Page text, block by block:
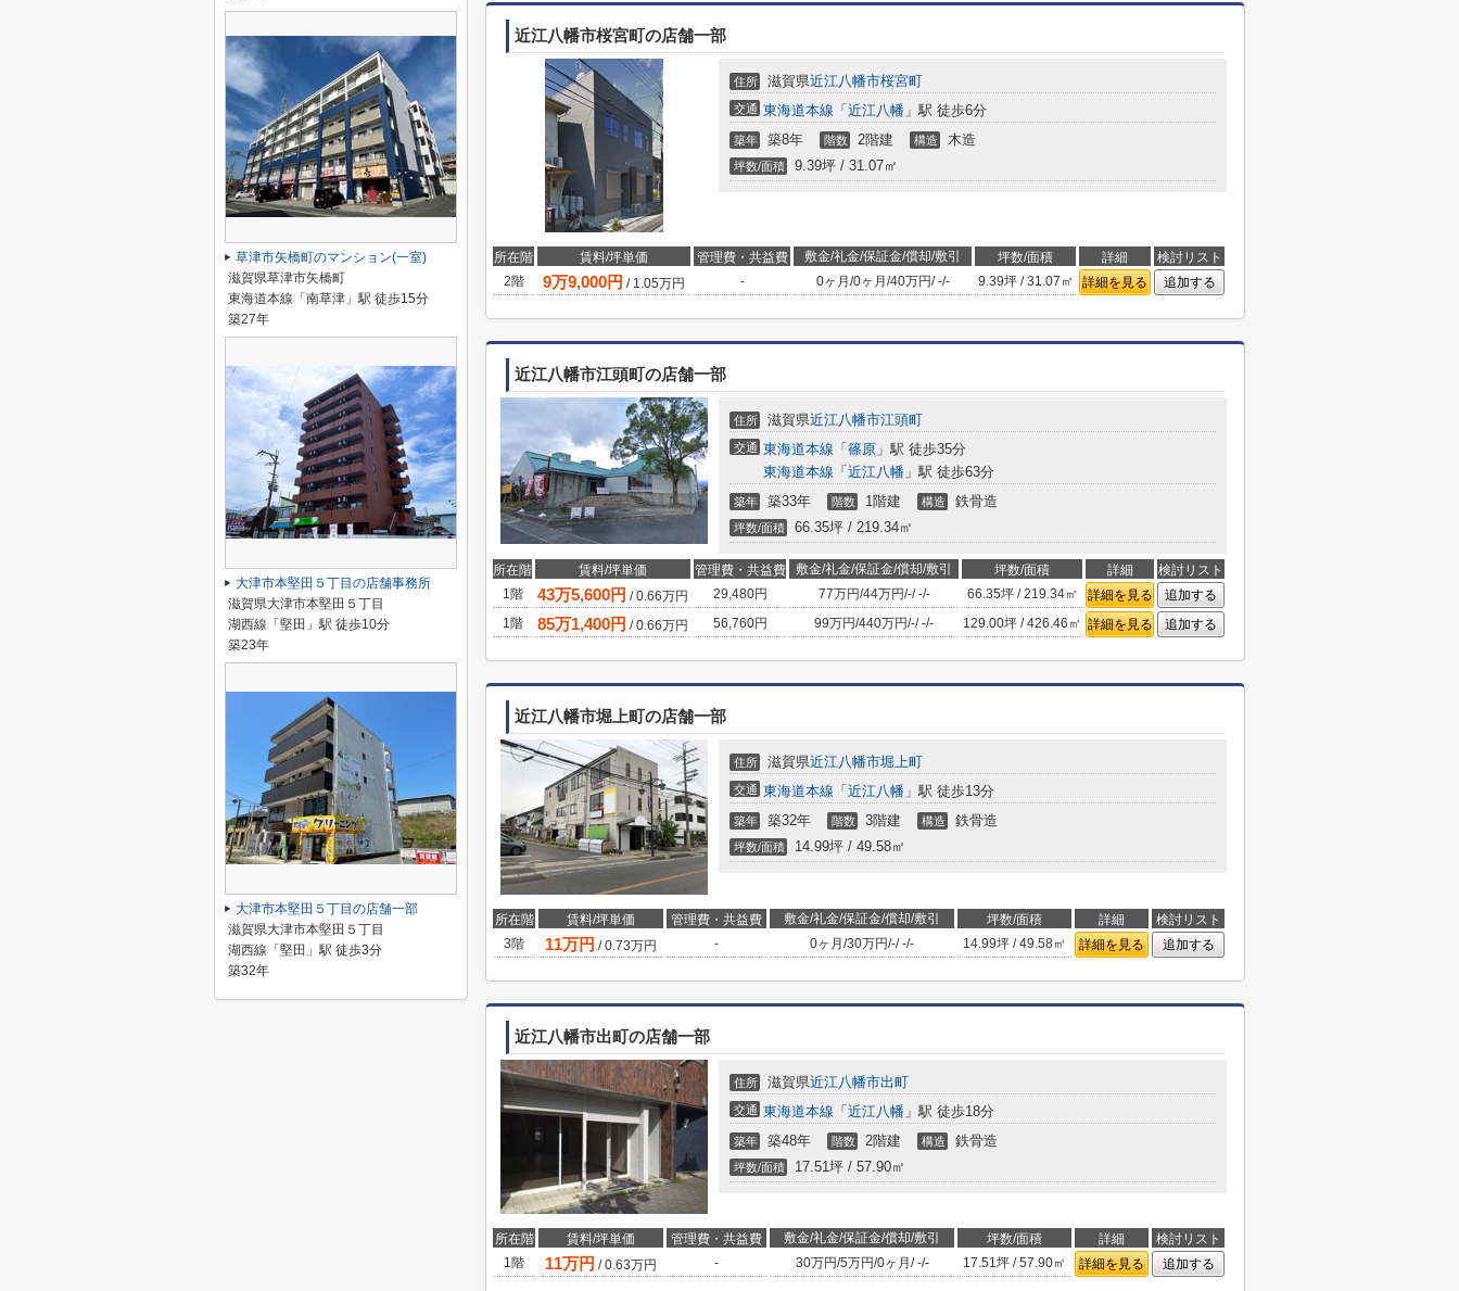
近江八幡市桜宮町の店舗一部
住所 滋賀県近江八幡市桜宮町
交通 東海道本線 「 近江八幡 」駅 徒歩6分
築年 築8年 階数 2階建 構造 木造
坪数/面積 9.39坪 / 31.07㎡
所在階 賃料/坪単価 管理費・共益費 敷金/礼金/保証金/償却/敷引 坪数/面積 詳細
検討リスト
2階
9万9,000円 / 1.05万円 - 0ヶ月 /0ヶ月 /40万円/-/- 9.39坪 / 31.07㎡ 詳細を見る 追加する
近江八幡市江頭町の店舗一部
住所 滋賀県近江八幡市江頭町
交通 東海道本線 「 篠原 」駅 徒歩35分
東海道本線 「 近江八幡 」駅 徒歩63分
築年 築33年 階数 1階建 構造 鉄骨造
坪数/面積 66.35坪 / 219.34㎡
所在階 賃料/坪単価 管理費・共益費 敷金/礼金/保証金/償却/敷引 坪数/面積 詳細
検討リスト
1階
43万5,600円 /0.66万円 29,480円 77万円/44万円/-/-/- 66.35坪 / 219.34㎡ 詳細を見る
追加する
1階
85万1,400円 /0.66万円 56,760円 99万円/440万円/-/-/- 129.00坪 / 426.46㎡ 詳細を見る 追加する
近江八幡市堀上町の店舗一部
住所 滋賀県近江八幡市堀上町
交通 東海道本線 「 近江八幡 」駅 徒歩13分
築年 築32年 階数 3階建 構造 鉄骨造
坪数/面積 14.99坪 / 49.58㎡
所在階 賃料/坪単価 管理費・共益費 敷金/礼金/保証金/償却/敷引 坪数/面積 詳細
検討リスト
3階
11万円 /0.73万円 - 0ヶ月 /30万円/-/-/- 14.99坪 / 49.58㎡ 詳細を見る 追加する
近江八幡市出町の店舗一部
住所 滋賀県近江八幡市出町
交通 東海道本線 「 近江八幡 」駅 徒歩18分
築年 築48年 階数 2階建 構造 鉄骨造
坪数/面積 17.51坪 / 57.90㎡
所在階 賃料/坪単価 管理費・共益費 敷金/礼金/保証金/償却/敷引 坪数/面積 詳細
検討リスト
1階
11万円 /0.63万円 - 30万円/5万円/0ヶ月 /-/- 17.51坪 / 57.90㎡ 詳細を見る 追加する
草津市矢橋町のマンション(一室)
滋賀県草津市矢橋町
東海道本線「南草津」駅 徒歩15分
築27年
大津市本堅田５丁目の店舗事務所
滋賀県大津市本堅田５丁目
湖西線「堅田」駅 徒歩10分
築23年
大津市本堅田５丁目の店舗一部
滋賀県大津市本堅田５丁目
湖西線「堅田」駅 徒歩3分
築32年